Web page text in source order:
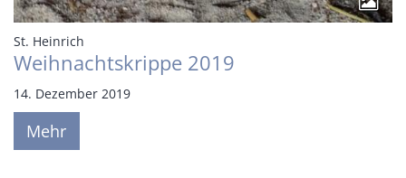
St. Heinrich
Weihnachtskrippe 2019
14. Dezember 2019
Mehr